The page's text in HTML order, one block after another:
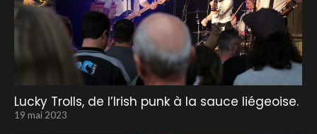
Lucky Trolls, de l’Irish punk à la sauce liégeoise.
19 mai 2023